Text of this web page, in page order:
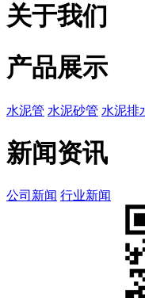
关于我们
产品展示
水泥管 水泥砂管 水泥排
新闻资讯
公司新闻 行业新闻